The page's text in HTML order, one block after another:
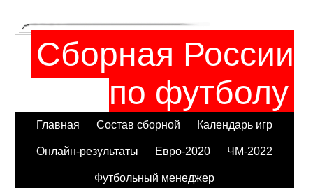
Сборная России
по футболу
Главная Состав сборной Календарь игр
Онлайн-результаты Евро-2020 ЧМ-2022
Футбольный менеджер